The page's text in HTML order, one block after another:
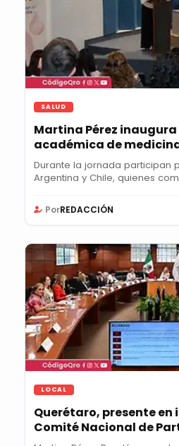
SALUD
Martina Pérez
académica de
Durante la jornada participan
Argentina y Chile, quienes
PorREDACCIÓN
LOCAL
Querétaro, presente
Comité Nacional de